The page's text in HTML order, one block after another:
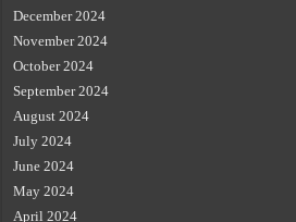
December 2024
November 2024
October 2024
September 2024
August 2024
July 2024
June 2024
May 2024
April 2024